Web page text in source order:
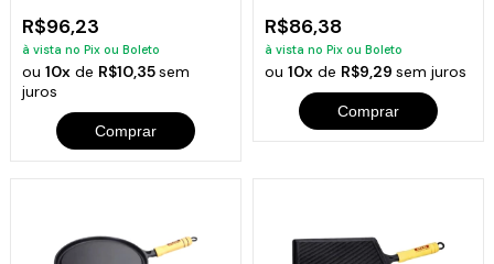
R$96,23
à vista no Pix ou Boleto
ou10x de R$10,35sem
juros
Comprar
R$86,38
à vista no Pix ou Boleto
ou 10xde R$9,29 sem juros
Comprar